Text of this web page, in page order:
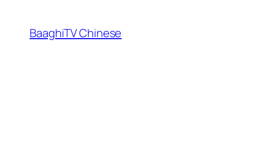
content
BaaghiTV Chinese